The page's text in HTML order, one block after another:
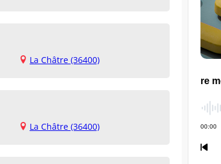
La Châtre (36400)
La Châtre (36400)